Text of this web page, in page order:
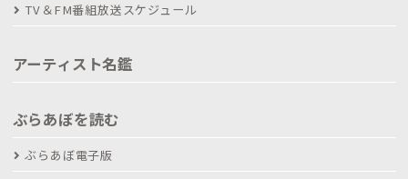
TV＆FM番組放送スケジュール
アーティスト名鑑
ぶらあぼを読む
ぶらあぼ電子版